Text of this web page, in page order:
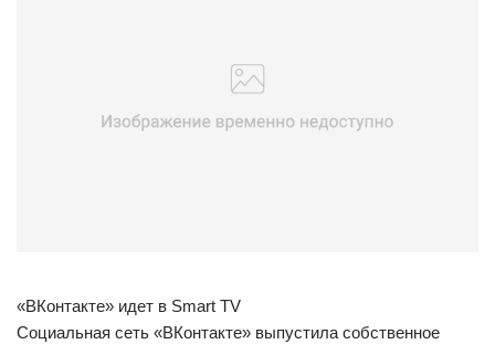
«ВКонтакте» идет в Smart TV
Социальная сеть «ВКонтакте» выпустила собственное